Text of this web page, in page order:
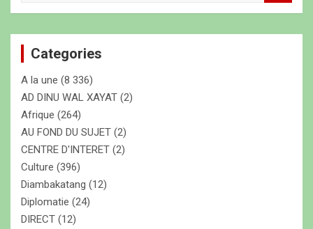
e
c
h
e
r
Categories
A la une (8 336)
AD DINU WAL XAYAT (2)
Afrique (264)
AU FOND DU SUJET (2)
CENTRE D'INTERET (2)
Culture (396)
Diambakatang (12)
Diplomatie (24)
DIRECT (12)